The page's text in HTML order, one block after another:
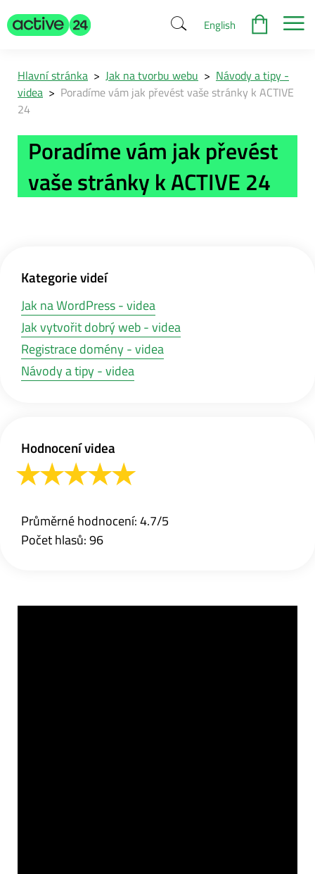
English
Hlavní stránka > Jak na tvorbu webu > Návody a tipy -
videa > Poradíme vám jak převést vaše stránky k ACTIVE
24
Poradíme vám jak převést
vaše stránky k ACTIVE 24
Kategorie videí
Jak na WordPress - videa
Jak vytvořit dobrý web - videa
Registrace domény - videa
Návody a tipy - videa
Hodnocení videa
Průměrné hodnocení: 4.7/5
Počet hlasů: 96